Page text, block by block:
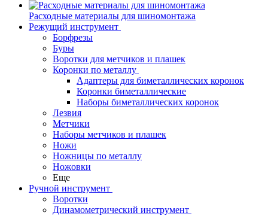
Расходные материалы для шиномонтажа
Режущий инструмент
Борфрезы
Буры
Воротки для метчиков и плашек
Коронки по металлу
Адаптеры для биметаллических коронок
Коронки биметаллические
Наборы биметаллических коронок
Лезвия
Метчики
Наборы метчиков и плашек
Ножи
Ножницы по металлу
Ножовки
Еще
Ручной инструмент
Воротки
Динамометрический инструмент